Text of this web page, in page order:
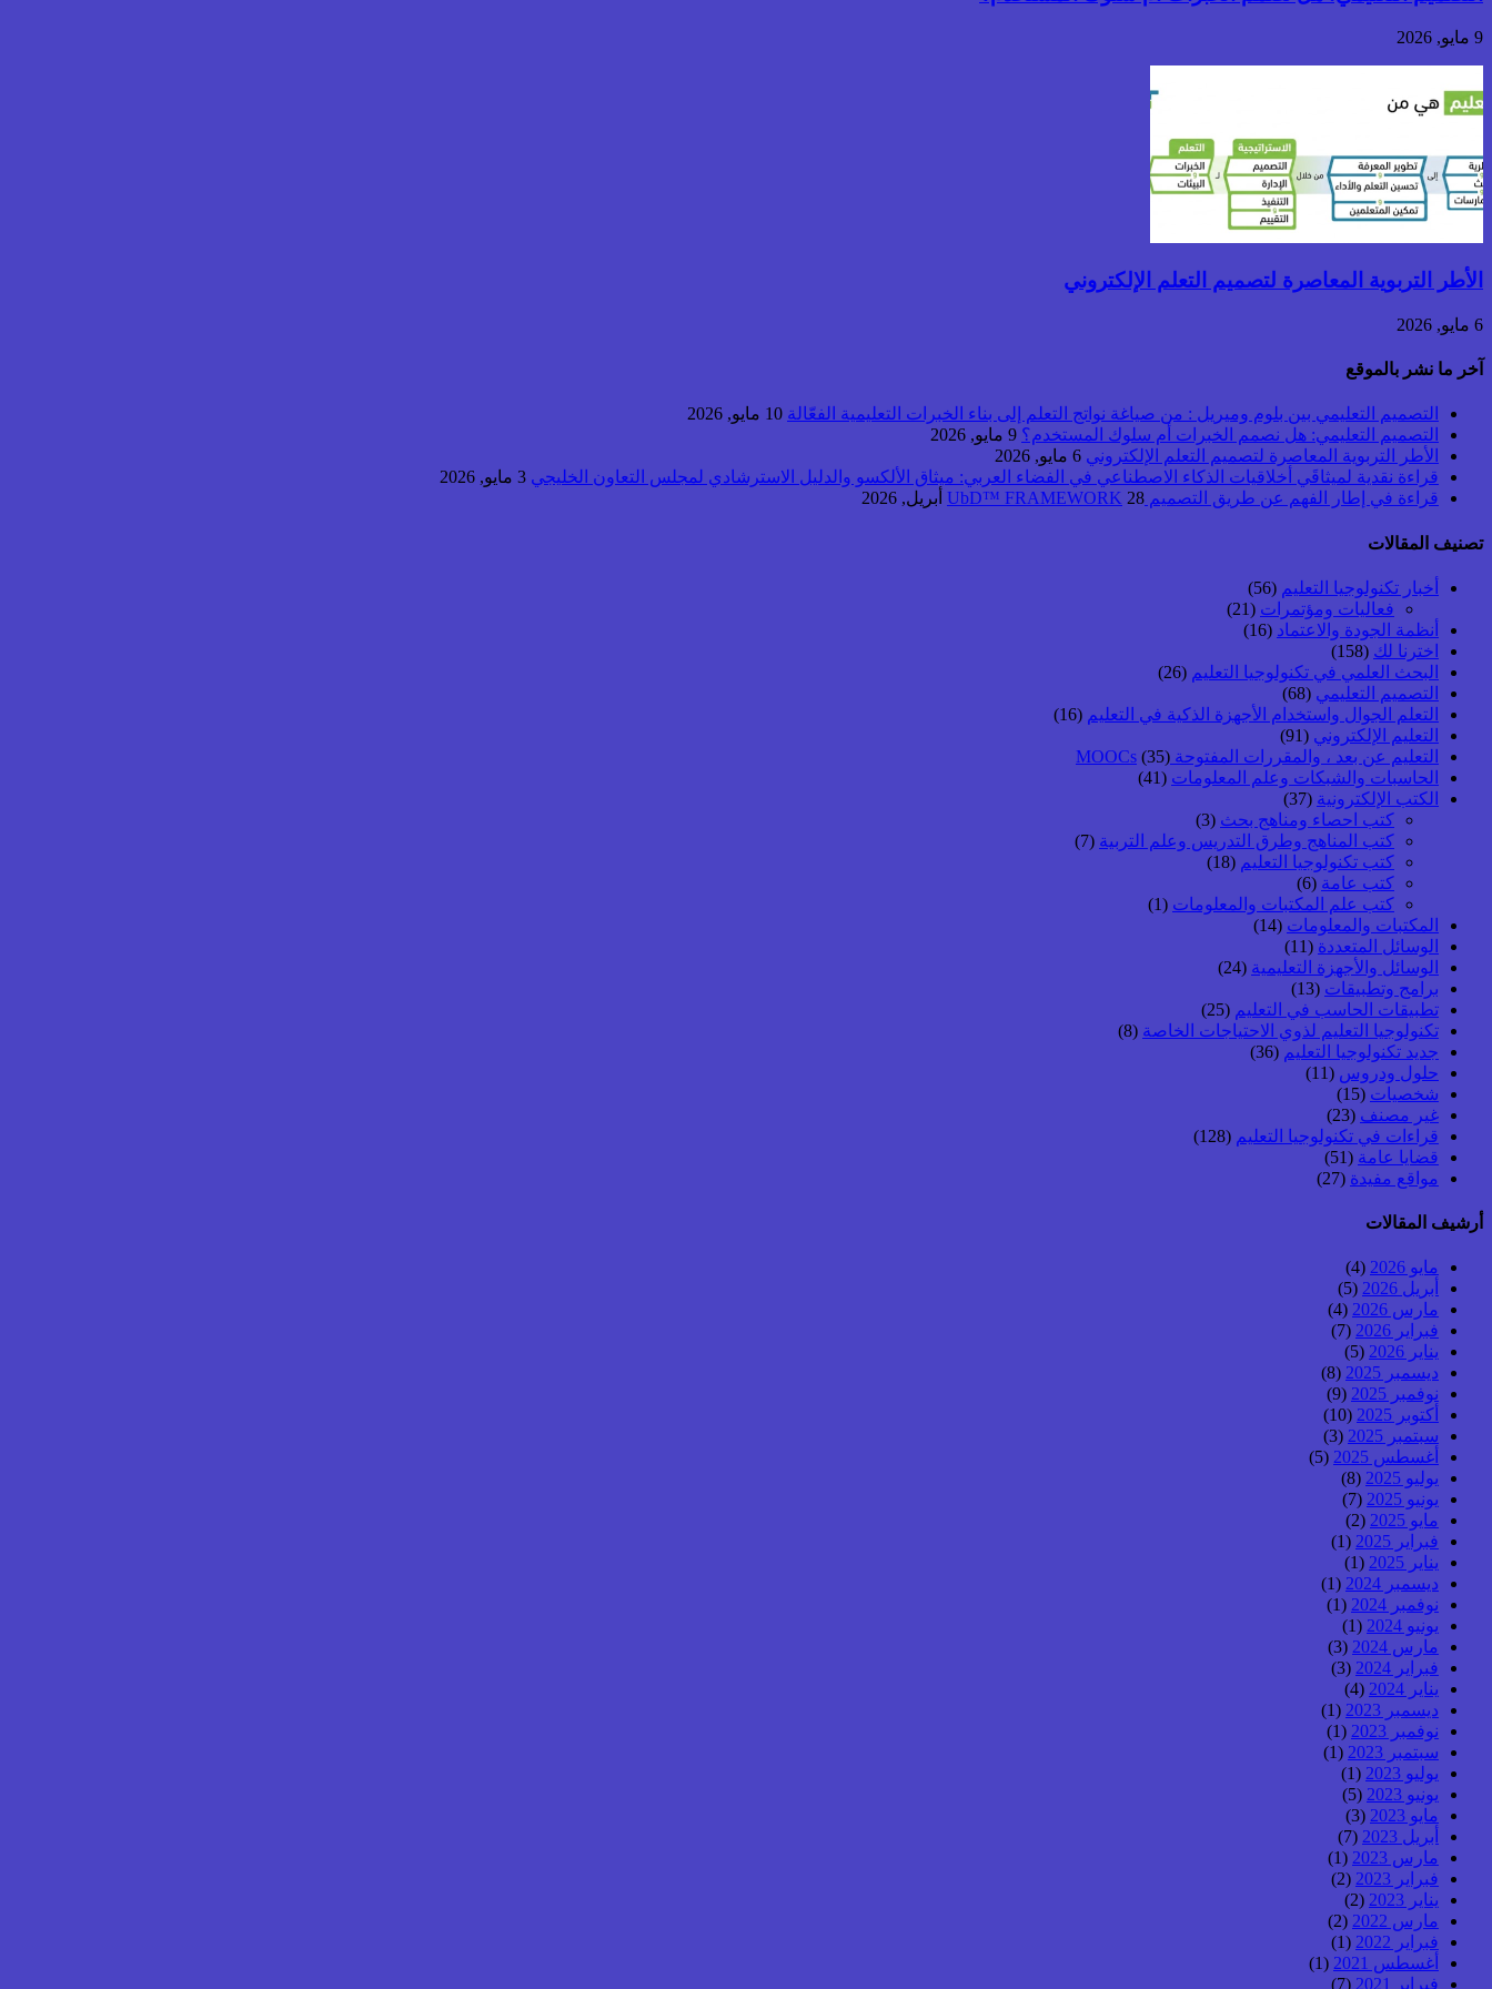
9 مايو, 2026
الأطر التربوية المعاصرة لتصميم التعلم الإلكتروني
6 مايو, 2026
آخر ما نشر بالموقع
التصميم التعليمي بين بلوم وميريل : من صياغة نواتج التعلم إلى بناء الخبرات التعليمية الفعّالة 10 مايو, 2026
التصميم التعليمي: هل نصمم الخبرات أم سلوك المستخدم؟ 9 مايو, 2026
الأطر التربوية المعاصرة لتصميم التعلم الإلكتروني 6 مايو, 2026
قراءة نقدية لميثاقَي أخلاقيات الذكاء الاصطناعي في الفضاء العربي: ميثاق الألكسو والدليل الاسترشادي لمجلس التعاون الخليجي 3 مايو, 2026
قراءة في إطار الفهم عن طريق التصميم UbD™ FRAMEWORK 28 أبريل, 2026
تصنيف المقالات
أخبار تكنولوجيا التعليم (56)
فعاليات ومؤتمرات (21)
أنظمة الجودة والاعتماد (16)
اخترنا لك (158)
البحث العلمي في تكنولوجيا التعليم (26)
التصميم التعليمي (68)
التعلم الجوال واستخدام الأجهزة الذكية في التعليم (16)
التعليم الإلكتروني (91)
التعليم عن بعد ، والمقررات المفتوحة MOOCs (35)
الحاسبات والشبكات وعلم المعلومات (41)
الكتب الإلكترونية (37)
كتب احصاء ومناهج بحث (3)
كتب المناهج وطرق التدريس وعلم التربية (7)
كتب تكنولوجيا التعليم (18)
كتب عامة (6)
كتب علم المكتبات والمعلومات (1)
المكتبات والمعلومات (14)
الوسائل المتعددة (11)
الوسائل والأجهزة التعليمية (24)
برامج وتطبيقات (13)
تطبيقات الحاسب في التعليم (25)
تكنولوجيا التعليم لذوي الاحتياجات الخاصة (8)
جديد تكنولوجيا التعليم (36)
حلول ودروس (11)
شخصيات (15)
غير مصنف (23)
قراءات في تكنولوجيا التعليم (128)
قضايا عامة (51)
مواقع مفيدة (27)
أرشيف المقالات
مايو 2026
(4)
أبريل 2026
(5)
مارس 2026
(4)
فبراير 2026
(7)
يناير 2026
(5)
ديسمبر 2025
(8)
نوفمبر 2025
(9)
أكتوبر 2025
(10)
سبتمبر 2025
(3)
أغسطس 2025
(5)
يوليو 2025
(8)
يونيو 2025
(7)
مايو 2025
(2)
فبراير 2025
(1)
يناير 2025
(1)
ديسمبر 2024
(1)
نوفمبر 2024
(1)
يونيو 2024
(1)
مارس 2024
(3)
فبراير 2024
(3)
يناير 2024
(4)
ديسمبر 2023
(1)
نوفمبر 2023
(1)
سبتمبر 2023
(1)
يوليو 2023
(1)
يونيو 2023
(5)
مايو 2023
(3)
أبريل 2023
(7)
مارس 2023
(1)
فبراير 2023
(2)
يناير 2023
(2)
مارس 2022
(2)
فبراير 2022
(1)
أغسطس 2021
(1)
فبراير 2021
(7)